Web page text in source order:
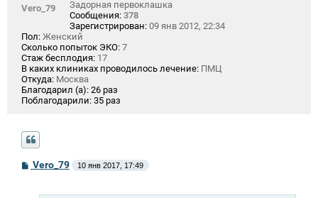
Vero_79
Задорная первоклашка
Сообщения: 378
Зарегистрирован: 09 янв 2012, 22:34
Пол: Женский
Сколько попыток ЭКО: 7
Стаж бесплодия: 17
В каких клиниках проводилось лечение: ПМЦ
Откуда: Москва
Благодарил (а): 26 раз
Поблагодарили: 35 раз
СVero_79 10 янв 2017, 17:49